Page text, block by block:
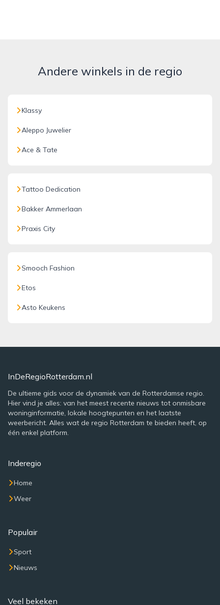
Andere winkels in de regio
Klassy
Aleppo Juwelier
Ace & Tate
Tattoo Dedication
Bakker Ammerlaan
Praxis City
Smooch Fashion
Etos
Asto Keukens
InDeRegioRotterdam.nl
De ultieme gids voor de dynamiek van de Rotterdamse regio.
Hier vind je alles: van het meest recente nieuws tot onmisbare
woninginformatie, lokale hoogtepunten en het laatste
weerbericht. Alles wat de regio Rotterdam te bieden heeft, op
één enkel platform.
Inderegio
Home
Weer
Populair
Sport
Nieuws
Veel bekeken